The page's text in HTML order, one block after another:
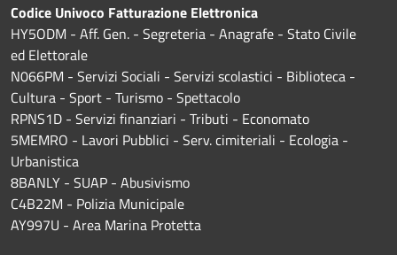
Codice Univoco Fatturazione Elettronica
HY5ODM - Aff. Gen. - Segreteria - Anagrafe - Stato Civile
ed Elettorale
N066PM - Servizi Sociali - Servizi scolastici - Biblioteca -
Cultura - Sport - Turismo - Spettacolo
RPNS1D - Servizi finanziari - Tributi - Economato
5MEMRO - Lavori Pubblici - Serv. cimiteriali - Ecologia -
Urbanistica
8BANLY - SUAP - Abusivismo
C4B22M - Polizia Municipale
AY997U - Area Marina Protetta